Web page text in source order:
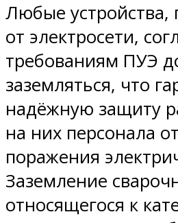
Любые
от электросети,
требованиям ПУЭ
заземляться, что
надёжную защиту
на них персонала
поражения
Заземление
относящегося к